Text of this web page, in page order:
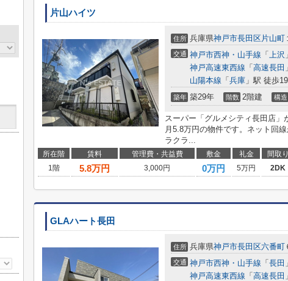
片山ハイツ
住所 兵庫県神戸市長田区片山町
交通 神戸市西神・山手線 「 上沢
神戸高速東西線 「 高速長田
山陽本線 「 兵庫 」駅 徒歩
築年 築29年 階数 2階建 構造
スーパー「グルメシティ長田店
月5.8万円の物件です。ネット回
ラクラ...
所在階 賃料 管理費・共益費 敷金 礼金 間取り
1階
5.8万円 3,000円 0万円 5万円 2DK
GLAハート長田
住所 兵庫県神戸市長田区六番町
交通 神戸市西神・山手線 「 長田
神戸高速東西線 「 高速長田